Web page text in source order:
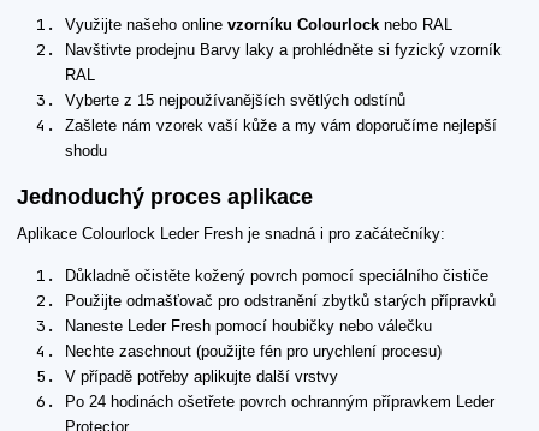
Využijte našeho online vzorníku Colourlock nebo RAL
Navštivte prodejnu Barvy laky a prohlédněte si fyzický vzorník
RAL
Vyberte z 15 nejpoužívanějších světlých odstínů
Zašlete nám vzorek vaší kůže a my vám doporučíme nejlepší
shodu
Jednoduchý proces aplikace
Aplikace Colourlock Leder Fresh je snadná i pro začátečníky:
Důkladně očistěte kožený povrch pomocí speciálního čističe
Použijte odmašťovač pro odstranění zbytků starých přípravků
Naneste Leder Fresh pomocí houbičky nebo válečku
Nechte zaschnout (použijte fén pro urychlení procesu)
V případě potřeby aplikujte další vrstvy
Po 24 hodinách ošetřete povrch ochranným přípravkem Leder
Protector